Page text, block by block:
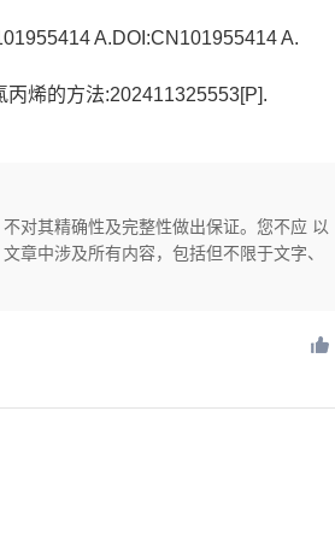
A.DOI:CN101955414 A.
丙烯的方法:202411325553[P].
对其精确性及完整性做出保证。您不应 以
章中涉及所有内容，包括但不限于文字、